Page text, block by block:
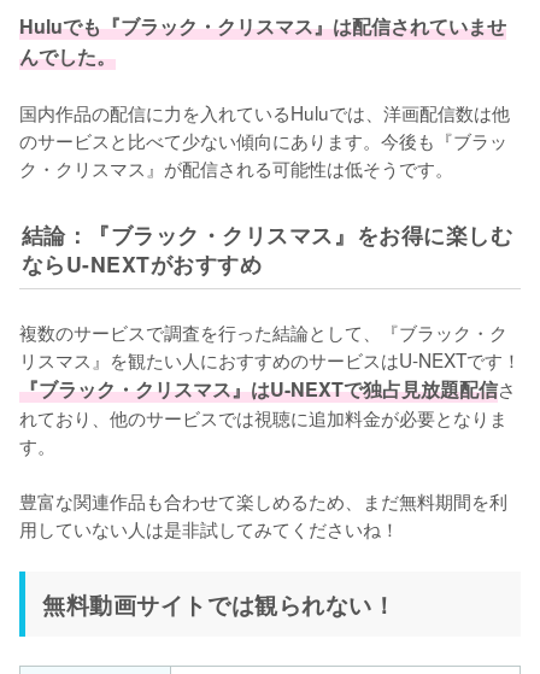
Huluでも『ブラック・クリスマス』は配信されていませ
んでした。
国内作品の配信に力を入れているHuluでは、洋画配信数は他
のサービスと比べて少ない傾向にあります。今後も『ブラッ
ク・クリスマス』が配信される可能性は低そうです。
結論：『ブラック・クリスマス』をお得に楽しむ
ならU-NEXTがおすすめ
複数のサービスで調査を行った結論として、『ブラック・ク
リスマス』を観たい人におすすめのサービスはU-NEXTです！
『ブラック・クリスマス』はU-NEXTで独占見放題配信さ
れており、他のサービスでは視聴に追加料金が必要となりま
す。
豊富な関連作品も合わせて楽しめるため、まだ無料期間を利
用していない人は是非試してみてくださいね！
無料動画サイトでは観られない！